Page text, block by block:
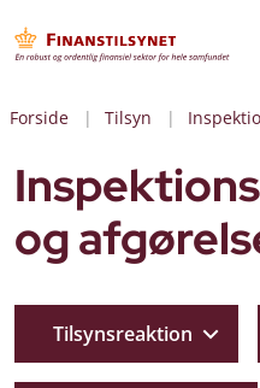
Forside Tilsyn
og
Tilsynsreaktion